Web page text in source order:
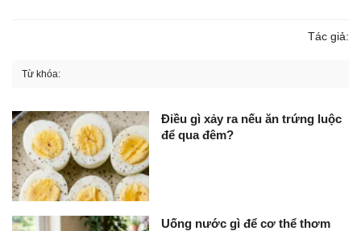
Tác giả:
Từ khóa:
Điều gì xảy ra nếu ăn trứng luộc
để qua đêm?
Uống nước gì để cơ thể thơm